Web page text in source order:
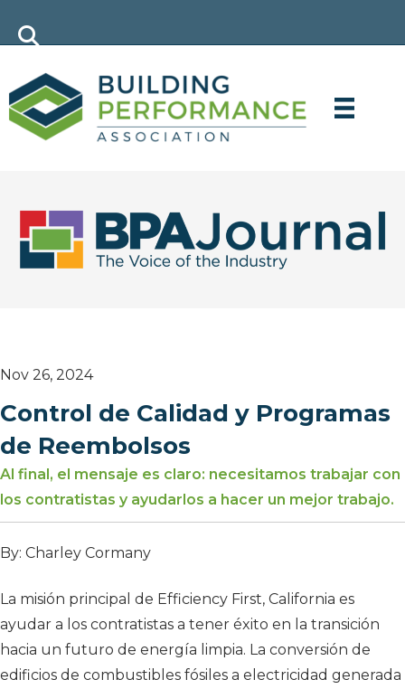
Nov 26, 2024
Control de Calidad y Programas
de Reembolsos
Al final, el mensaje es claro: necesitamos trabajar con
los contratistas y ayudarlos a hacer un mejor trabajo.
By: Charley Cormany
La misión principal de Efficiency First, California es
ayudar a los contratistas a tener éxito en la transición
hacia un futuro de energía limpia. La conversión de
edificios de combustibles fósiles a electricidad generada